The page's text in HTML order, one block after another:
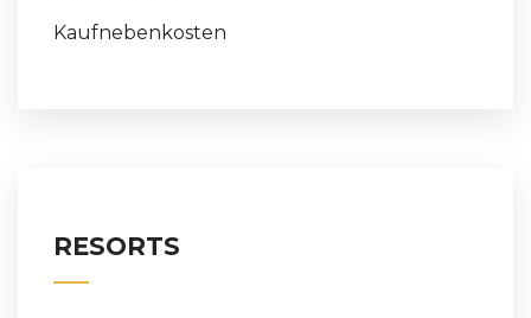
Kaufnebenkosten
RESORTS